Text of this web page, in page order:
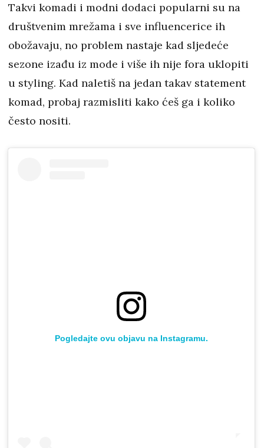
Takvi komadi i modni dodaci popularni su na
društvenim mrežama i sve influencerice ih
obožavaju, no problem nastaje kad sljedeće
sezone izađu iz mode i više ih nije fora uklopiti
u styling. Kad naletiš na jedan takav statement
komad, probaj razmisliti kako ćeš ga i koliko
često nositi.
Pogledajte ovu objavu na Instagramu.